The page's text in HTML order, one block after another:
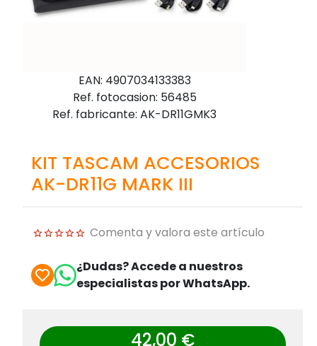
EAN: 4907034133383
Ref. fotocasion: 56485
Ref. fabricante: AK-DR11GMK3
KIT TASCAM ACCESORIOS
AK-DR11G MARK III
Comenta y valora este artículo
¿Dudas? Accede a nuestros
especialistas por WhatsApp.
42,00 €